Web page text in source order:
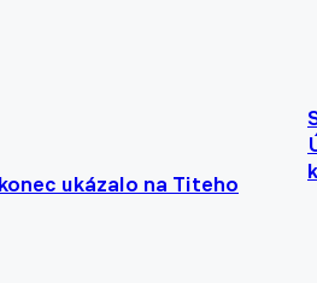
ukázalo na Titeho